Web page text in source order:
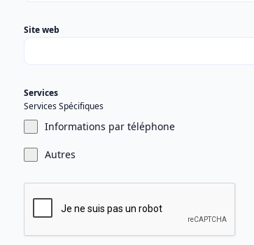
Site web
Services
Services Spécifiques
Informations par téléphone
Autres